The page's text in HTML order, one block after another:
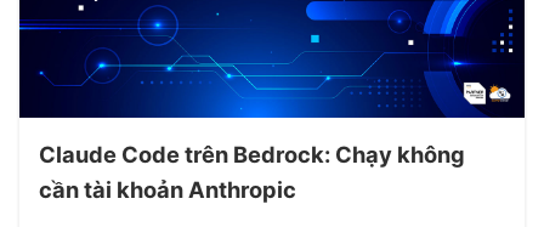
Claude Code trên Bedrock: Chạy không
cần tài khoản Anthropic